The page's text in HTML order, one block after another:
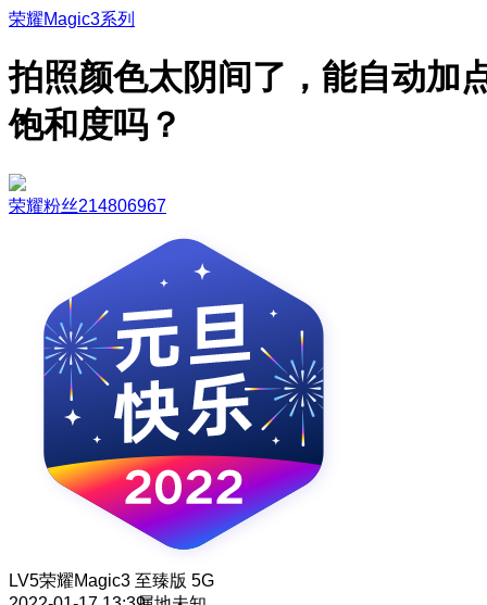
荣耀Magic3系列
拍照颜色太阴间了，能自动加
饱和度吗？
荣耀粉丝214806967
LV5荣耀Magic3 至臻版 5G